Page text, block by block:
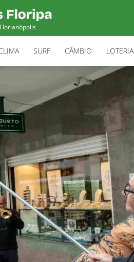
SURF CÂMBIO LOTERIA